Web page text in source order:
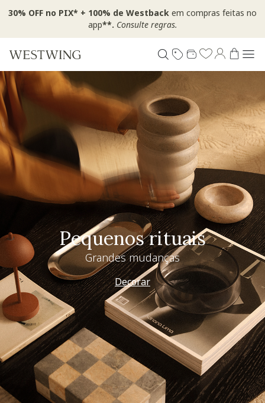
30% OFF no PIX* + 100% de Westback em compras feitas no
app**. Consulte regras.
Pequenos rituais
Grandes mudanças
Decorar